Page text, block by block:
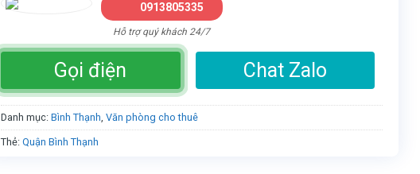
0913805335
Hỗ trợ quý khách 24/7
Gọi điện Chat Zalo
Danh mục: Bình Thạnh, Văn phòng cho thuê
Thẻ: Quận Bình Thạnh